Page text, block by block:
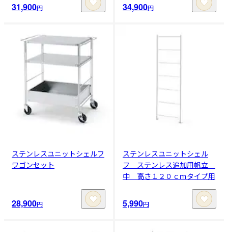
31,900円 34,900円
ステンレスユニットシェルフ
ワゴンセット
28,900円
ステンレスユニットシェル
フ ステンレス追加用帆立
中 高さ１２０ｃｍタイプ用
5,990円